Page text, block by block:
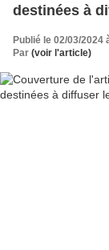
destinées à
Publié le 02/03/2024
Par (voir l'article)